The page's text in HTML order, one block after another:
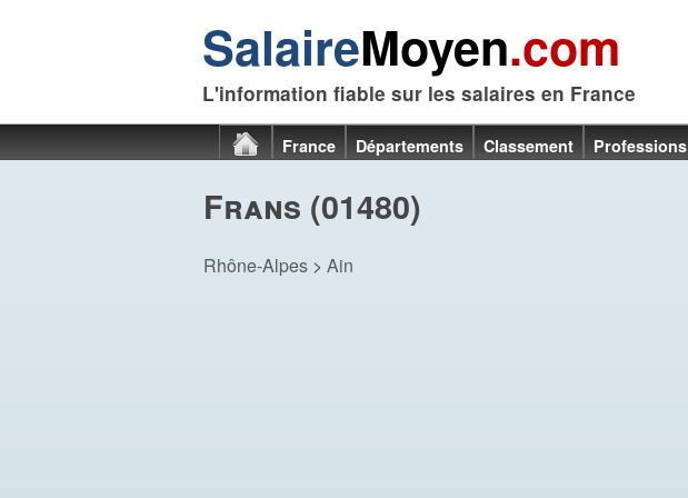
SalaireMoyen.com
L'information fiable sur les salaires en France
France Départements Classement Professions
Frans (01480)
Rhône-Alpes > Ain